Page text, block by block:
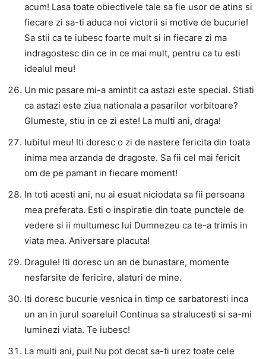
acum! Lasa toate obiectivele tale sa fie usor de atins si
fiecare zi sa-ti aduca noi victorii si motive de bucurie!
Sa stii ca te iubesc foarte mult si in fiecare zi ma
indragostesc din ce in ce mai mult, pentru ca tu esti
idealul meu!
Un mic pasare mi-a amintit ca astazi este special. Stiati
ca astazi este ziua nationala a pasarilor vorbitoare?
Glumeste, stiu in ce zi este! La multi ani, draga!
Iubitul meu! Iti doresc o zi de nastere fericita din toata
inima mea arzanda de dragoste. Sa fii cel mai fericit
om de pe pamant in fiecare moment!
In toti acesti ani, nu ai esuat niciodata sa fii persoana
mea preferata. Esti o inspiratie din toate punctele de
vedere si ii multumesc lui Dumnezeu ca te-a trimis in
viata mea. Aniversare placuta!
Dragule! Iti doresc un an de bunastare, momente
nesfarsite de fericire, alaturi de mine.
Iti doresc bucurie vesnica in timp ce sarbatoresti inca
un an in jurul soarelui! Continua sa stralucesti si sa-mi
luminezi viata. Te iubesc!
La multi ani, pui! Nu pot decat sa-ti urez toate cele